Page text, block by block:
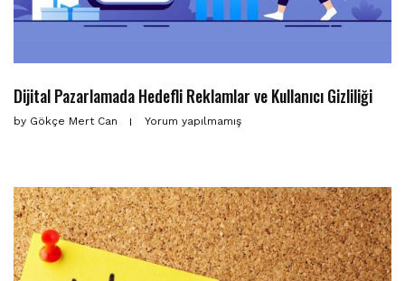
Dijital Pazarlamada Hedefli Reklamlar ve Kullanıcı Gizliliği
by Gökçe Mert Can Yorum yapılmamış